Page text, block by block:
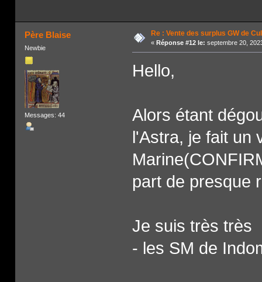
Père Blaise
Newbie
Messages: 44
Re : Vente des surplus GW de
« Réponse #12 le: septembre 20,
Hello,
Alors étant
l'Astra, je fait un
part de presque
Je suis très très
- les SM de